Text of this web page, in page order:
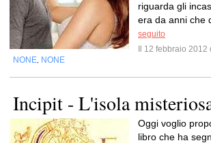
riguarda gli
era da anni che
seguito
Il 12 febbraio 2012
NONE NONE
Incipit - L'isola
Oggi voglio
libro che ha